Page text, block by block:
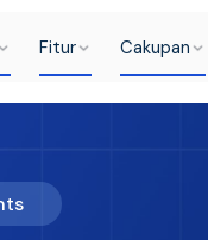
Fitur Cakupan